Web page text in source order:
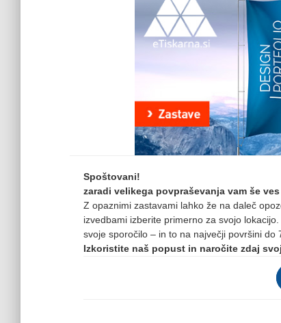
Spoštovani!
zaradi velikega povpraševanja vam še
Z opaznimi zastavami lahko že na daleč
izvedbami izberite primerno za svojo
svoje sporočilo – in to na največji površini do
Izkoristite naš popust in naročite zdaj